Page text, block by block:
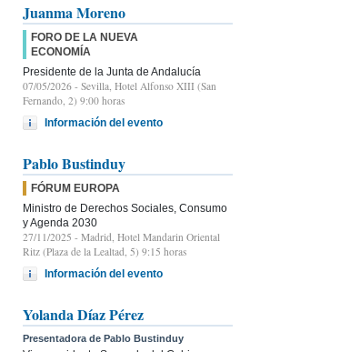
Juanma Moreno
FORO DE LA NUEVA
ECONOMÍA
Presidente de la Junta de Andalucía
07/05/2026 - Sevilla, Hotel Alfonso XIII (San
Fernando, 2) 9:00 horas
Información del evento
Pablo Bustinduy
FÓRUM EUROPA
Ministro de Derechos Sociales, Consumo
y Agenda 2030
27/11/2025 - Madrid, Hotel Mandarin Oriental
Ritz (Plaza de la Lealtad, 5) 9:15 horas
Información del evento
Yolanda Díaz Pérez
Presentadora de Pablo Bustinduy